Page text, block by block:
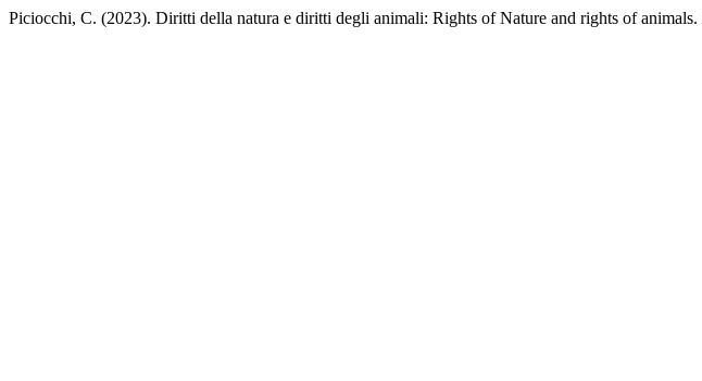
Piciocchi, C. (2023). Diritti della natura e diritti degli animali: Rights of Nature and rights of animals.